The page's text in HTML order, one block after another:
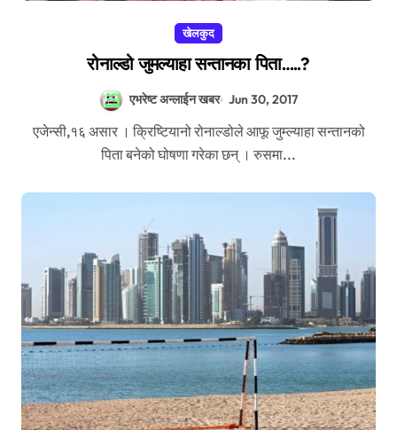
खेलकुद
रोनाल्डो जुमल्याहा सन्तानका पिता…..?
एभरेष्ट अन्लाईन खबर Jun 30, 2017
एजेन्सी,१६ असार । क्रिष्टियानो रोनाल्डोले आफू जुम्ल्याहा सन्तानको
पिता बनेको घोषणा गरेका छन् । रुसमा...